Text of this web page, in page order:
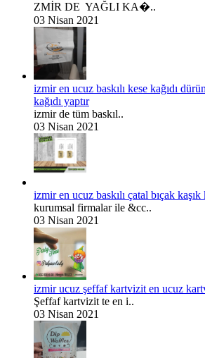
ZMİR DE YAĞLI KA�..
03 Nisan 2021
izmir en ucuz baskılı kese kağıdı
kağıdı yaptır
izmir de tüm baskıl..
03 Nisan 2021
izmir en ucuz baskılı çatal bıçak kaşık
kurumsal firmalar ile &cc..
03 Nisan 2021
izmir ucuz şeffaf kartvizit en ucuz
Şeffaf kartvizit te en i..
03 Nisan 2021